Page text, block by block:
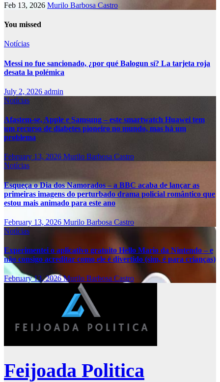
Feb 13, 2026 Murilo Barbosa Castro
You missed
Notícias
Messi no fue sancionado, ¿por qué Balogun sí? La tarjeta roja
desata la polémica
July 2, 2026 admin
Notícias
Afastem-se, Apple e Samsung – este smartwatch Huawei tem
um recurso de diabetes pioneiro no mundo, mas há um
problema
February 13, 2026 Murilo Barbosa Castro
Notícias
Esqueça o Dia dos Namorados – a BBC acaba de lançar as
primeiras imagens do perturbado drama policial romântico que
estou mais animado para este ano
February 13, 2026 Murilo Barbosa Castro
Notícias
Experimentei o aplicativo gratuito Hello Mario da Nintendo – e
não consigo acreditar como ele é divertido (sim, é para crianças)
February 13, 2026Murilo Barbosa Castro
Feijoada Politica